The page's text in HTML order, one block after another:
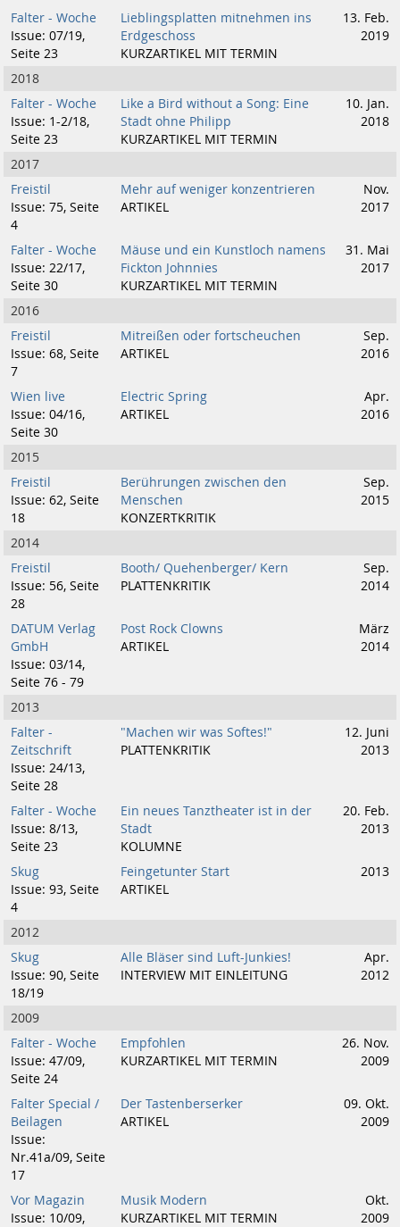
Falter - Woche
Issue: 07/19,
Seite 23
Lieblingsplatten mitnehmen ins
Erdgeschoss
KURZARTIKEL MIT TERMIN
13. Feb.
2019
2018
Falter - Woche
Issue: 1-2/18,
Seite 23
Like a Bird without a Song: Eine
Stadt ohne Philipp
KURZARTIKEL MIT TERMIN
10. Jan.
2018
2017
Freistil
Issue: 75, Seite
4
Mehr auf weniger konzentrieren
ARTIKEL
Nov.
2017
Falter - Woche
Issue: 22/17,
Seite 30
Mäuse und ein Kunstloch namens
Fickton Johnnies
KURZARTIKEL MIT TERMIN
31. Mai
2017
2016
Freistil
Issue: 68, Seite
7
Mitreißen oder fortscheuchen
ARTIKEL
Sep.
2016
Wien live
Issue: 04/16,
Seite 30
Electric Spring
ARTIKEL
Apr.
2016
2015
Freistil
Issue: 62, Seite
18
Berührungen zwischen den
Menschen
KONZERTKRITIK
Sep.
2015
2014
Freistil
Issue: 56, Seite
28
Booth/ Quehenberger/ Kern
PLATTENKRITIK
Sep.
2014
DATUM Verlag
GmbH
Issue: 03/14,
Seite 76 - 79
Post Rock Clowns
ARTIKEL
März
2014
2013
Falter -
Zeitschrift
Issue: 24/13,
Seite 28
"Machen wir was Softes!"
PLATTENKRITIK
12. Juni
2013
Falter - Woche
Issue: 8/13,
Seite 23
Ein neues Tanztheater ist in der
Stadt
KOLUMNE
20. Feb.
2013
Skug
Issue: 93, Seite
4
Feingetunter Start
ARTIKEL
2013
2012
Skug
Issue: 90, Seite
18/19
Alle Bläser sind Luft-Junkies!
INTERVIEW MIT EINLEITUNG
Apr.
2012
2009
Falter - Woche
Issue: 47/09,
Seite 24
Empfohlen
KURZARTIKEL MIT TERMIN
26. Nov.
2009
Falter Special /
Beilagen
Issue:
Nr.41a/09, Seite
17
Der Tastenberserker
ARTIKEL
09. Okt.
2009
Vor Magazin
Issue: 10/09,
Musik Modern
KURZARTIKEL MIT TERMIN
Okt.
2009